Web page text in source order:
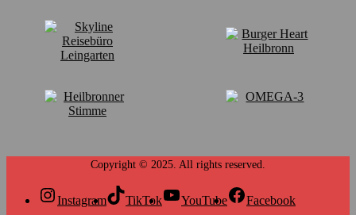
Instagram TikTok YouTube
Facebook